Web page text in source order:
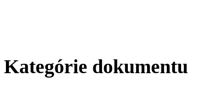
Kategórie dokumentu